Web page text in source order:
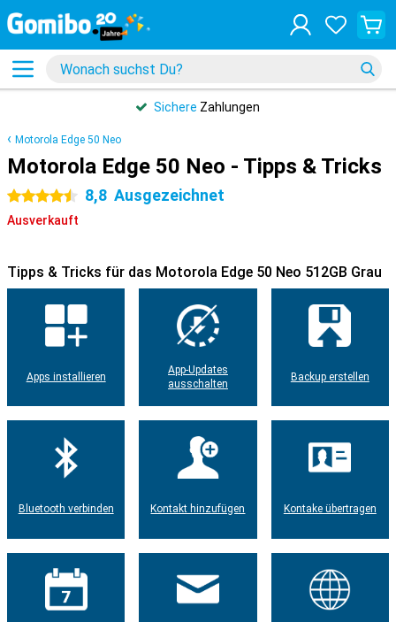
Sichere Zahlungen
Motorola Edge 50 Neo
Motorola Edge 50 Neo - Tipps & Tricks
4.5 Sterne 8,8 Ausgezeichnet
Ausverkauft
Tipps & Tricks für das Motorola Edge 50 Neo 512GB Grau
Apps installieren
App-Updates
ausschalten
Backup erstellen
Bluetooth verbinden Kontakt hinzufügen Kontake übertragen